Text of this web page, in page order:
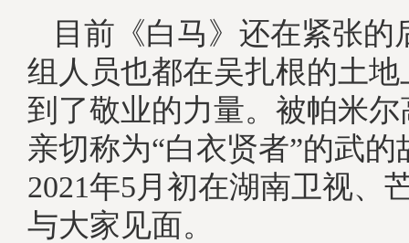
目前《白马》还在紧张的
组人员也都在吴扎根的土
到了敬业的力量。被帕米
亲切称为“白衣贤者”的武的
2021年5月初在湖南卫视、
与大家见面。